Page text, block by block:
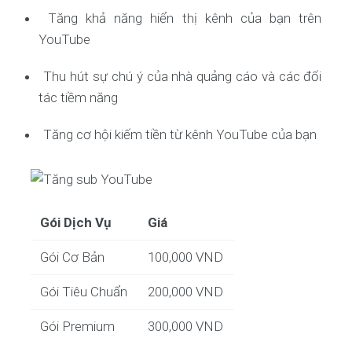
Tăng khả năng hiển thị kênh của bạn trên
YouTube
Thu hút sự chú ý của nhà quảng cáo và các đối
tác tiềm năng
Tăng cơ hội kiếm tiền từ kênh YouTube của bạn
Gói Dịch Vụ Giá
Gói Cơ Bản 100,000 VND
Gói Tiêu Chuẩn 200,000 VND
Gói Premium 300,000 VND